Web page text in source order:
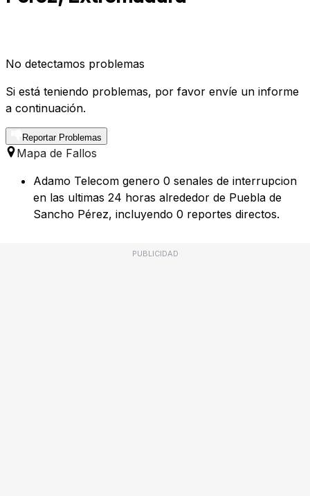
No detectamos problemas
Si está teniendo problemas, por favor envíe un informe
a continuación.
Reportar Problemas
Mapa de Fallos
Adamo Telecom genero 0 senales de interrupcion
en las ultimas 24 horas alrededor de Puebla de
Sancho Pérez, incluyendo 0 reportes directos.
PUBLICIDAD